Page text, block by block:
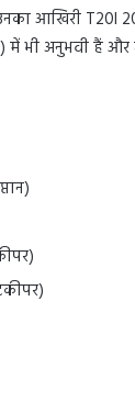
आखिरी T20I
में भी अनुभवी हैं